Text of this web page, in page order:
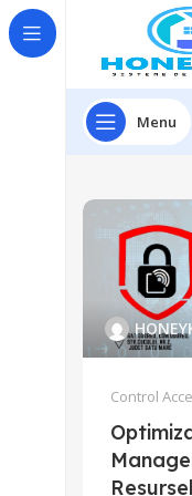
Menu
Control